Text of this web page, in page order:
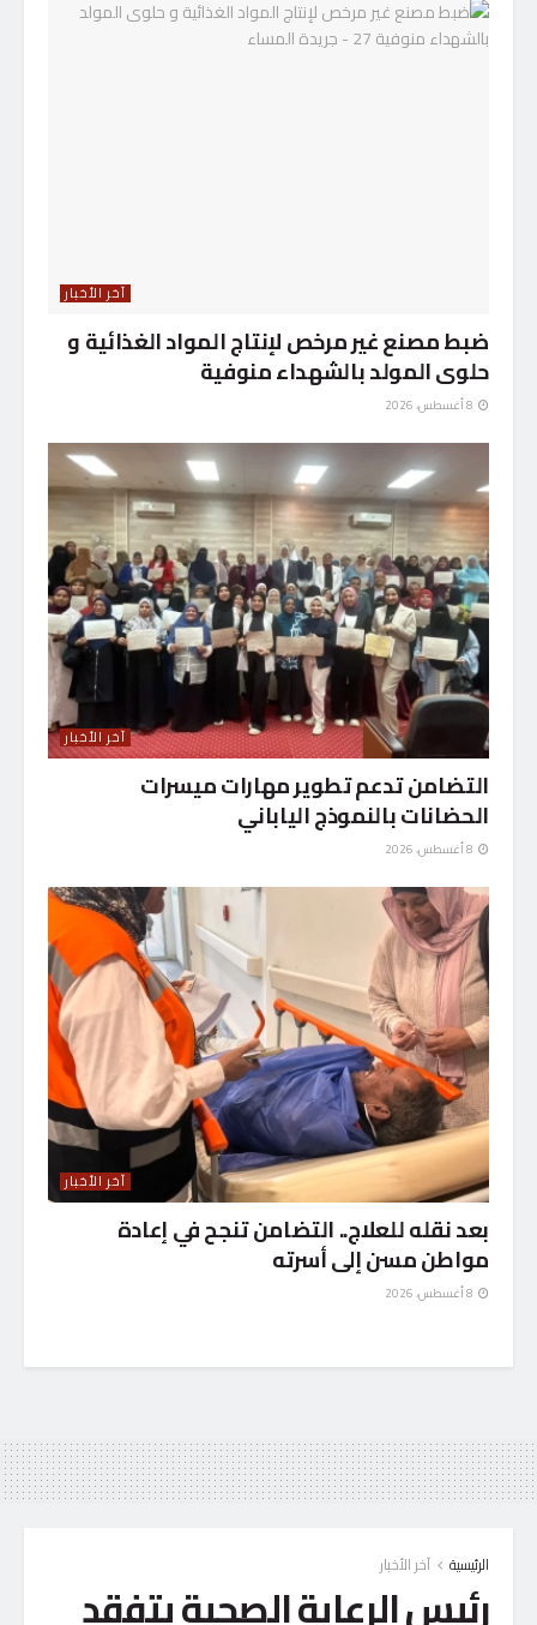
آخر الأخبار
ضبط مصنع غير مرخص لإنتاج المواد الغذائية و
حلوى المولد بالشهداء منوفية
آخر الأخبار
التضامن تدعم تطوير مهارات ميسرات
الحضانات بالنموذج الياباني
آخر الأخبار
بعد نقله للعلاج.. التضامن تنجح في إعادة
مواطن مسن إلى أسرته
الرئيسية آخر الأخبار
رئيس الرعاية الصحية يتفقد